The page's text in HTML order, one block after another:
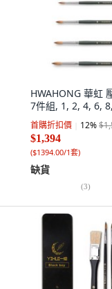
HWAHONG 華虹
7件組, 1, 2, 4, 6,
首購折扣價 12%
$1,394
($1394.00/1套)
缺貨
(3)